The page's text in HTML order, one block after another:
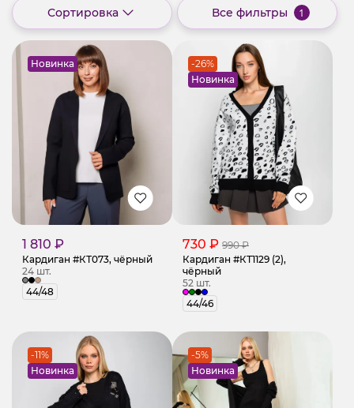
Сортировка Все фильтры 1
Новинка
1 810 ₽
Кардиган #КТ073, чёрный
24 шт.
44/48
-26%
Новинка
730 ₽ 990 ₽
Кардиган #КТ1129 (2),
чёрный
52 шт.
44/46
-11%
Новинка
-5%
Новинка